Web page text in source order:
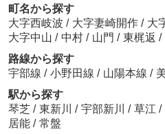
町名から探す
大字西岐波 / 大字妻崎開作 / 大
大字中山 / 中村 / 山門 / 東梶返 /
路線から探す
宇部線 / 小野田線 / 山陽本線 /
駅から探す
琴芝 / 東新川 / 宇部新川 / 草江 /
居能 / 常盤